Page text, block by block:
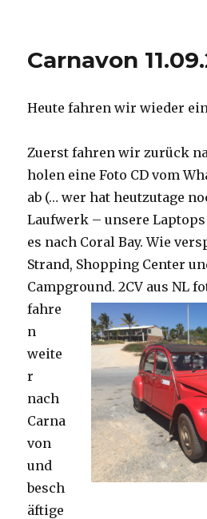
Carnavon
Heute fahren wir wieder
Zuerst fahren wir zurück
holen eine Foto CD vom
ab (… wer hat heutzutage
Laufwerk – unsere
es nach Coral Bay. Wie
Strand, Shopping Center
Campground.2CV aus NL
fahre
n
weite
r
nach
Carna
von
und
besch
äftige